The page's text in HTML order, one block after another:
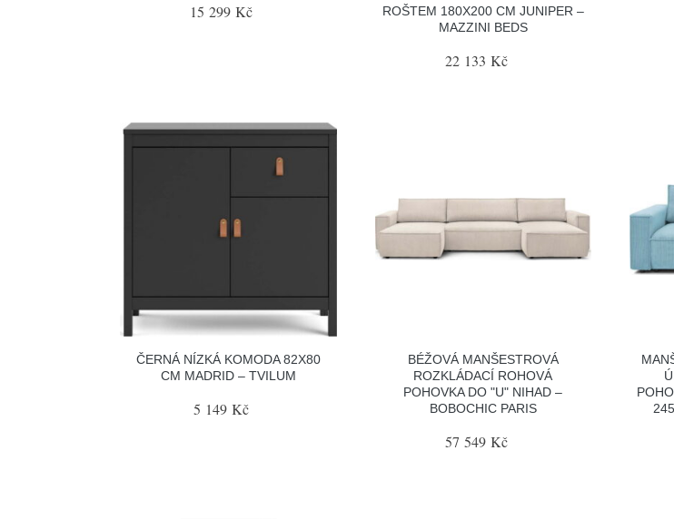
15 299 Kč
ROŠTEM 180X200 CM JUNIPER –
MAZZINI BEDS
22 133 Kč
ČERNÁ NÍZKÁ KOMODA 82X80
CM MADRID – TVILUM
5 149 Kč
BÉŽOVÁ MANŠESTROVÁ
ROZKLÁDACÍ ROHOVÁ
POHOVKA DO "U" NIHAD –
BOBOCHIC PARIS
57 549 Kč